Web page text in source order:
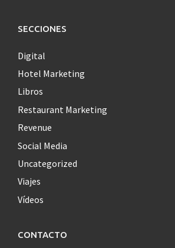
SECCIONES
Digital
Hotel Marketing
Libros
Restaurant Marketing
Revenue
Social Media
Uncategorized
Viajes
Vídeos
CONTACTO